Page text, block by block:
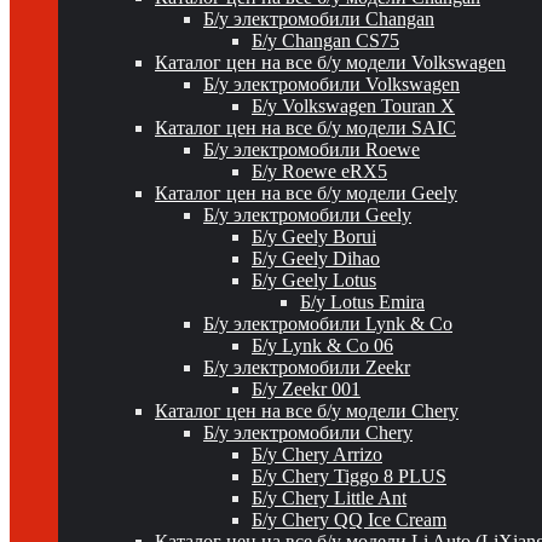
Б/у электромобили Changan
Б/у Changan CS75
Каталог цен на все б/у модели Volkswagen
Б/у электромобили Volkswagen
Б/у Volkswagen Touran X
Каталог цен на все б/у модели SAIC
Б/у электромобили Roewe
Б/у Roewe eRX5
Каталог цен на все б/у модели Geely
Б/у электромобили Geely
Б/у Geely Borui
Б/у Geely Dihao
Б/у Geely Lotus
Б/у Lotus Emira
Б/у электромобили Lynk & Co
Б/у Lynk & Co 06
Б/у электромобили Zeekr
Б/у Zeekr 001
Каталог цен на все б/у модели Chery
Б/у электромобили Chery
Б/у Chery Arrizo
Б/у Chery Tiggo 8 PLUS
Б/у Chery Little Ant
Б/у Chery QQ Ice Cream